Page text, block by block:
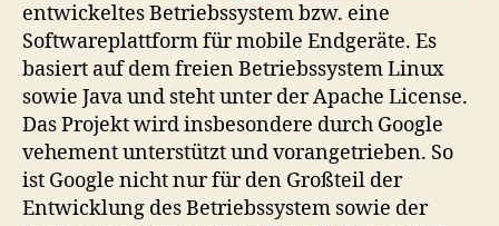
entwickeltes Betriebssystem bzw. eine
Softwareplattform für mobile Endgeräte. Es
basiert auf dem freien Betriebssystem Linux
sowie Java und steht unter der Apache License.
Das Projekt wird insbesondere durch Google
vehement unterstützt und vorangetrieben. So
ist Google nicht nur für den Großteil der
Entwicklung des Betriebssystem sowie der